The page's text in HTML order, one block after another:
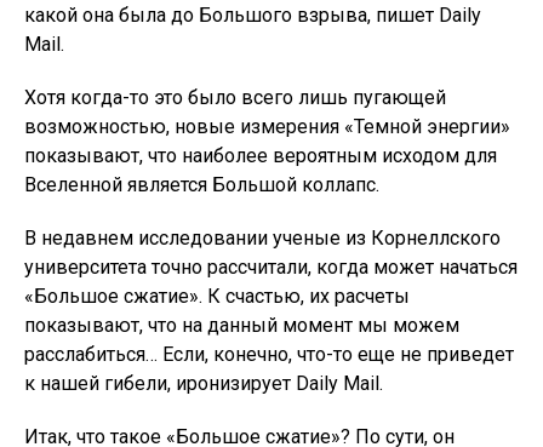
какой она была до Большого взрыва, пишет Daily
Mail.
Хотя когда-то это было всего лишь пугающей
возможностью, новые измерения «Темной энергии»
показывают, что наиболее вероятным исходом для
Вселенной является Большой коллапс.
В недавнем исследовании ученые из Корнеллского
университета точно рассчитали, когда может начаться
«Большое сжатие». К счастью, их расчеты
показывают, что на данный момент мы можем
расслабиться… Если, конечно, что-то еще не приведет
к нашей гибели, иронизирует Daily Mail.
Итак, что такое «Большое сжатие»? По сути, он